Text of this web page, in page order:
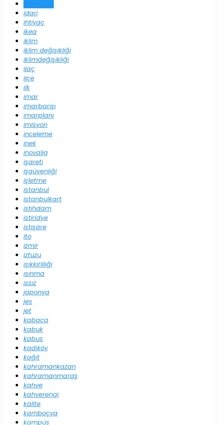
idari
ihtiyaç
ikea
iklim
iklim değişikliği
iklimdeğişikliği
ilaç
ilçe
ilk
imar
imarbarışı
imarplanı
imisyon
inceleme
inek
inovalig
işareti
işgüvenliği
işletme
istanbul
istanbulkart
istihdam
istiridye
istişare
ito
izmir
iztuzu
ışıkkirliliği
ısınma
ıssız
japonya
jes
jet
kabaca
kabuk
kabus
kadıköy
kağıt
kahramankazan
kahramanmaraş
kahve
kahverengi
kalite
kamboçya
kampüs